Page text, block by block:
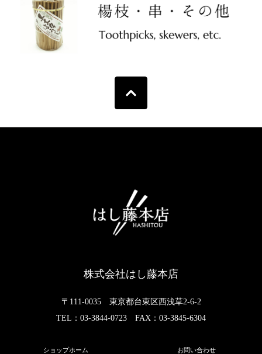
株式会社はし藤本店
〒111-0035 東京都台東区西浅草2-6-2
TEL：03-3844-0723 FAX：03-3845-6304
ショップホーム お問い合わせ